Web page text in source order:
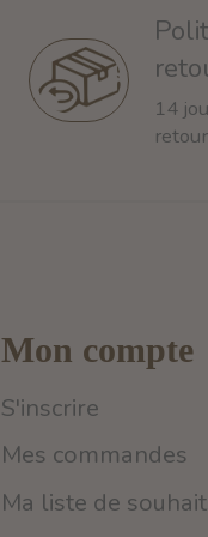
14
Mon compte
S'inscrire
Mes commandes
Ma liste de